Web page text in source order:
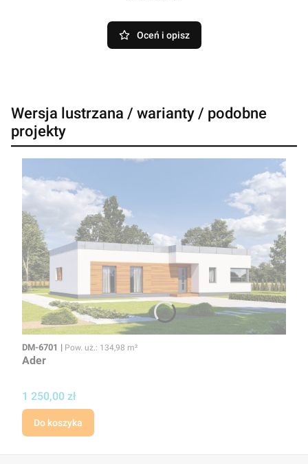
Oceń i opisz
Wersja lustrzana / warianty / podobne
projekty
Kod
DM-6701 Powierzchnia użytkowa
Pow. uż.: 134,98 m²
Ader
Cena projektu
1 250,00 zł
Do koszyka